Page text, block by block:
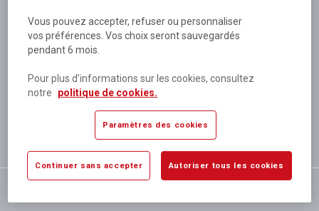
Plus de 180 personnes
à votre écoute
Plus de 80 000 références
disponibles
Expédition le jour même
si validation avant 12h
satisfaction totale
Vous pouvez accepter, refuser ou personnaliser
vos préférences. Vos choix seront sauvegardés
pendant 6 mois.
Pour plus d’informations sur les cookies, consultez
notre
politique de cookies.
Paramètres des cookies
Continuer sans accepter Autoriser tous les cookies